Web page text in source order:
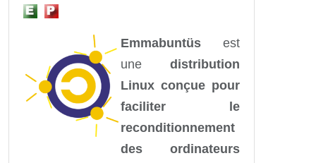
Emmabuntüs est
une distribution
Linux conçue pour
faciliter le
reconditionnement
des ordinateurs